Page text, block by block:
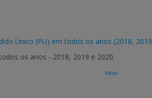
Único (PU) em todos os anos (2018,
os anos - 2018, 2019 e 2020.
Voltar